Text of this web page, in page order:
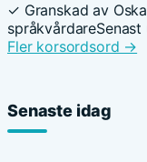
✓ Granskad av
språkvårdare
Fler korsordsord →
Senaste idag